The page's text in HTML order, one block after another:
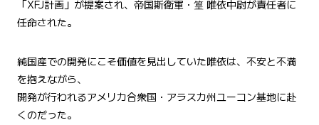
「XFJ計画」が提案され、帝国斯衛軍・篁 唯依中尉が責任者に
任命された。
純国産での開発にこそ価値を見出していた唯依は、不安と不満
を抱えながら、
開発が行われるアメリカ合衆国・アラスカ州ユーコン基地に赴
くのだった。